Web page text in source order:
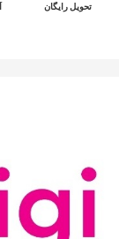
تحویل رایگان